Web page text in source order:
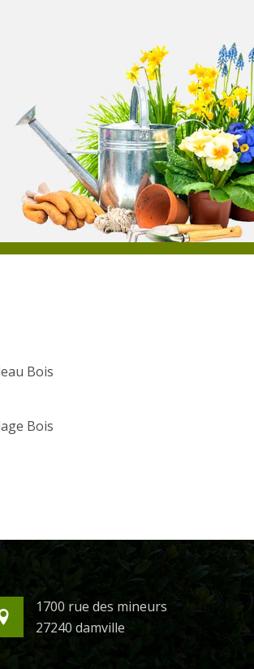
Bois
Bois
1700 rue des mineurs
27240 damville